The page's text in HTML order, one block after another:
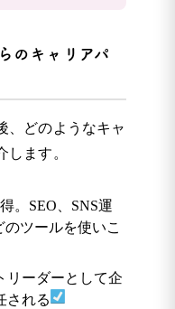
のキャリアパ
、どのようなキャ
します。
。SEO、SNS運
のツールを使いこ
リーダーとして企
される